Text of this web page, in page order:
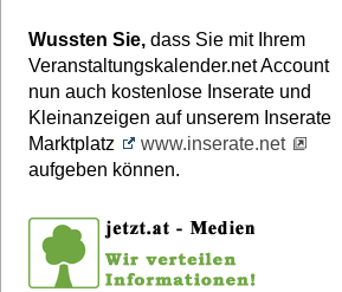
Wussten Sie, dass Sie mit Ihrem
Veranstaltungskalender.net Account
nun auch kostenlose Inserate und
Kleinanzeigen auf unserem Inserate
Marktplatz
www.inserate.net
aufgeben können.